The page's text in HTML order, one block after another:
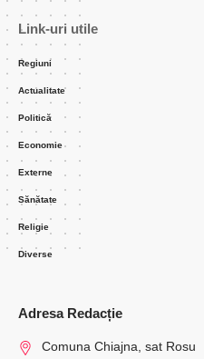
Link-uri utile
Regiuni
Actualitate
Politică
Economie
Externe
Sănătate
Religie
Diverse
Adresa Redacție
Comuna Chiajna, sat Rosu